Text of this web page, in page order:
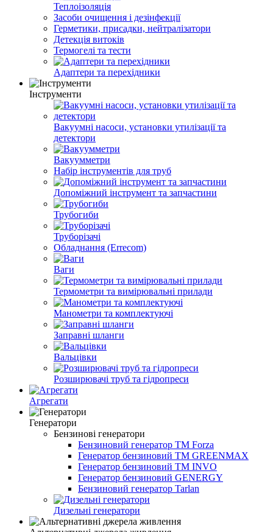
Теплоізоляція
Засоби очищення і дезінфекції
Герметики, присадки, нейтралізатори
Детекція витоків
Термогелі та тести
Адаптери та перехідники
Інструменти
Вакуумні насоси, установки утилізації та
детектори
Вакуумметри
Набір інструментів для труб
Допоміжний інструмент та запчастини
Трубогиби
Труборізачі
Обладнання (Errecom)
Ваги
Термометри та вимірювальні прилади
Манометри та комплектуючі
Заправні шланги
Вальцівки
Розширювачі труб та гідропреси
Агрегати
Генератори
Бензинові генератори
Бензиновий генератор TM Forza
Генератор бензиновий TM GREENMAX
Генератор бензиновий TM INVO
Генератор бензиновий GENERGY
Бензиновий генератор Tarlan
Дизельні генератори